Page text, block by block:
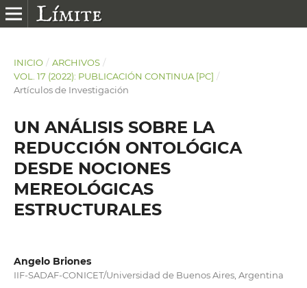
INICIO / ARCHIVOS /
VOL. 17 (2022): PUBLICACIÓN CONTINUA [PC] /
Artículos de Investigación
UN ANÁLISIS SOBRE LA
REDUCCIÓN ONTOLÓGICA
DESDE NOCIONES
MEREOLÓGICAS
ESTRUCTURALES
Angelo Briones
IIF-SADAF-CONICET/Universidad de Buenos Aires, Argentina